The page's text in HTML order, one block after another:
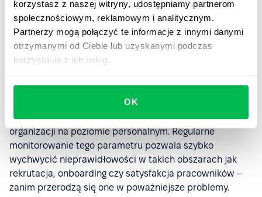
korzystasz z naszej witryny, udostępniamy partnerom
społecznościowym, reklamowym i analitycznym.
Partnerzy mogą połączyć te informacje z innymi danymi
otrzymanymi od Ciebie lub uzyskanymi podczas
korzystania z ich usług.
OK
budowanie lepszych doświadczeń pracowników i
sprawniejsze zarządzanie zespołem.
Wskaźnik rotacji pracowników
Wskaźnik rotacji pracowników to jedno z ważniejszych
narzędzi pomagających zrozumieć, co dzieje się w
organizacji na poziomie personalnym. Regularne
monitorowanie tego parametru pozwala szybko
wychwycić nieprawidłowości w takich obszarach jak
rekrutacja, onboarding czy satysfakcja pracowników –
zanim przerodzą się one w poważniejsze problemy.